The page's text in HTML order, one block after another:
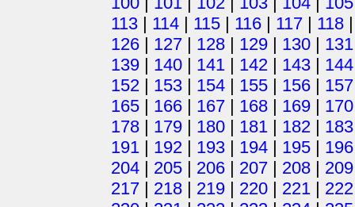
113 | 114 | 115 | 116 | 117 | 118
126 | 127 | 128 | 129 | 130 | 131
139 | 140 | 141 | 142 | 143 | 144
152 | 153 | 154 | 155 | 156 | 157
165 | 166 | 167 | 168 | 169 | 170
178 | 179 | 180 | 181 | 182 | 183
191 | 192 | 193 | 194 | 195 | 196
204 | 205 | 206 | 207 | 208 | 209
217 | 218 | 219 | 220 | 221 | 222